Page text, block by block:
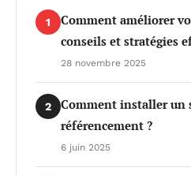
1
Comment améliorer
conseils et stratégies
28 novembre 2025
2
Comment installer un
référencement ?
6 juin 2025